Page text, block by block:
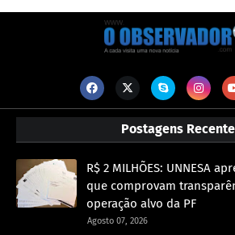
Postagens
R$ 2 MILHÕES: UNNESA
que comprovam
operação alvo da PF
Agosto 07, 2026